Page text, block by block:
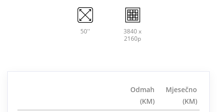
50''
3840 x
2160p
Odmah
(KM)
Mjesečno
(KM)